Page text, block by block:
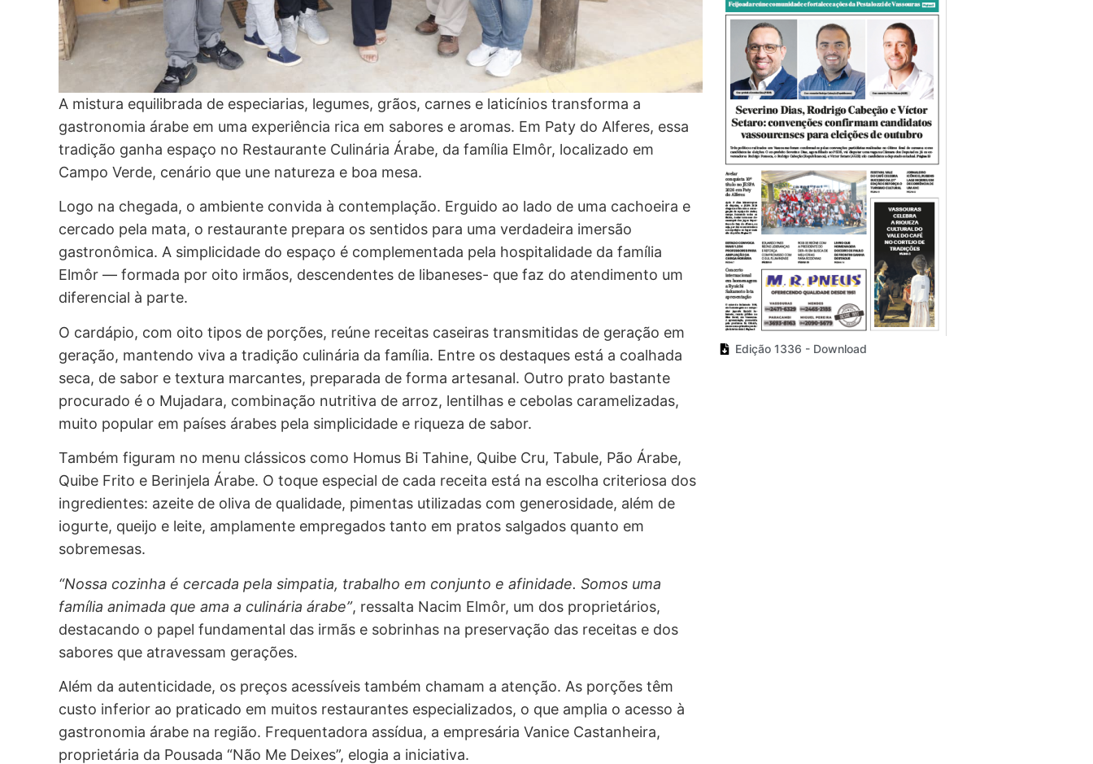
A mistura equilibrada de especiarias, legumes, grãos, carnes e laticínios transforma a
gastronomia árabe em uma experiência rica em sabores e aromas. Em Paty do Alferes, essa
tradição ganha espaço no Restaurante Culinária Árabe, da família Elmôr, localizado em
Campo Verde, cenário que une natureza e boa mesa.
Logo na chegada, o ambiente convida à contemplação. Erguido ao lado de uma cachoeira e
cercado pela mata, o restaurante prepara os sentidos para uma verdadeira imersão
gastronômica. A simplicidade do espaço é complementada pela hospitalidade da família
Elmôr — formada por oito irmãos, descendentes de libaneses- que faz do atendimento um
diferencial à parte.
O cardápio, com oito tipos de porções, reúne receitas caseiras transmitidas de geração em
geração, mantendo viva a tradição culinária da família. Entre os destaques está a coalhada
seca, de sabor e textura marcantes, preparada de forma artesanal. Outro prato bastante
procurado é o Mujadara, combinação nutritiva de arroz, lentilhas e cebolas caramelizadas,
muito popular em países árabes pela simplicidade e riqueza de sabor.
Também figuram no menu clássicos como Homus Bi Tahine, Quibe Cru, Tabule, Pão Árabe,
Quibe Frito e Berinjela Árabe. O toque especial de cada receita está na escolha criteriosa dos
ingredientes: azeite de oliva de qualidade, pimentas utilizadas com generosidade, além de
iogurte, queijo e leite, amplamente empregados tanto em pratos salgados quanto em
sobremesas.
“Nossa cozinha é cercada pela simpatia, trabalho em conjunto e afinidade. Somos uma
família animada que ama a culinária árabe”, ressalta Nacim Elmôr, um dos proprietários,
destacando o papel fundamental das irmãs e sobrinhas na preservação das receitas e dos
sabores que atravessam gerações.
Além da autenticidade, os preços acessíveis também chamam a atenção. As porções têm
custo inferior ao praticado em muitos restaurantes especializados, o que amplia o acesso à
gastronomia árabe na região. Frequentadora assídua, a empresária Vanice Castanheira,
proprietária da Pousada “Não Me Deixes”, elogia a iniciativa.
Edição 1336 - Download